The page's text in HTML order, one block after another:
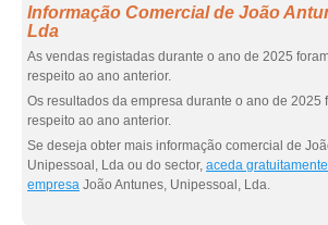
Informação Comercial de João
Lda
As vendas registadas durante o ano de 2025
respeito ao ano anterior.
Os resultados da empresa durante o ano de 2025
respeito ao ano anterior.
Se deseja obter mais informação comercial de
Unipessoal, Lda ou do sector, aceda
empresa João Antunes, Unipessoal, Lda.